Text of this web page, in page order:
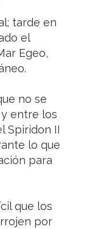
tarde en
el
Egeo,
no se
entre los
Spiridon II
lo que
para
que los
por